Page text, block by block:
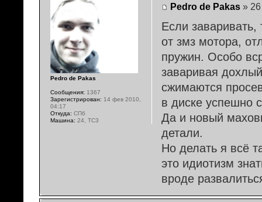
Pedro de Pakas» 26
Если
от змз мотора,
пружин. Особо
заваривая
сжимаются
в диске успешно
Да и новый
детали.
Но делать я всё
это идиотизм
вроде
Pedro de Pakas
Сообщения: 1367
Зарегистрирован: 14 фев 2010,
04:17
Откуда: СПб
Машина: 24, TC3